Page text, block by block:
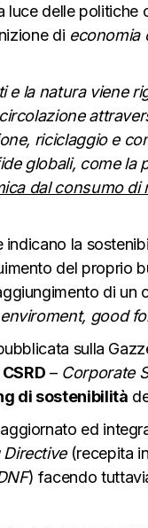
delle politiche
di economia
la natura viene
riciclaggio e
globali, come la
dal consumo di
indicano la
del proprio
di un
good
sulla
– Corporate
di sostenibilità
ed
(recepita
) facendo